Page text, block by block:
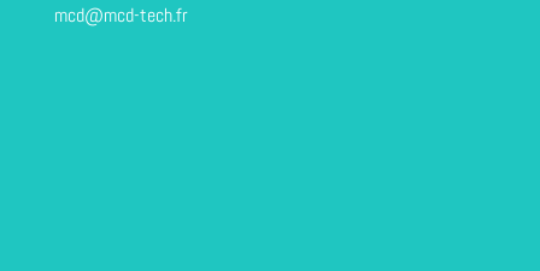
mcd@mcd-tech.fr